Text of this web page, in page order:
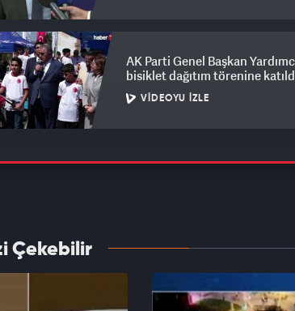
AK Parti Genel Başkan
bisiklet dağıtım törenine
VIDEOYU İZLE
Mekke'deki tarihi imzaların
Erdoğan'dan kritik mesajlar
Çekebilir